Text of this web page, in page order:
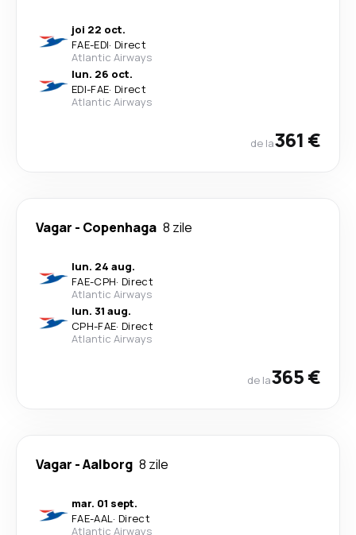
joi 22 oct.
FAE-EDI· Direct
Atlantic Airways
lun. 26 oct.
EDI-FAE· Direct
Atlantic Airways
de la361 €
Vagar - Copenhaga 8 zile
lun. 24 aug.
FAE-CPH· Direct
Atlantic Airways
lun. 31 aug.
CPH-FAE· Direct
Atlantic Airways
de la365 €
Vagar -Aalborg 8 zile
mar. 01 sept.
FAE-AAL· Direct
Atlantic Airways